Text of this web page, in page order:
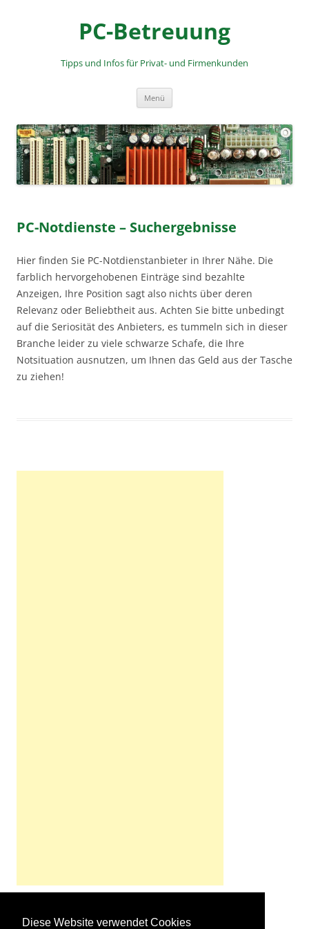
Diese Website verwendet Cookies
PC-Betreuung
Tipps und Infos für Privat- und Firmenkunden
Menü
PC-Notdienste – Suchergebnisse
Hier finden Sie PC-Notdienstanbieter in Ihrer Nähe. Die
farblich hervorgehobenen Einträge sind bezahlte
Anzeigen, Ihre Position sagt also nichts über deren
Relevanz oder Beliebtheit aus. Achten Sie bitte unbedingt
auf die Seriosität des Anbieters, es tummeln sich in dieser
Branche leider zu viele schwarze Schafe, die Ihre
Notsituation ausnutzen, um Ihnen das Geld aus der Tasche
zu ziehen!